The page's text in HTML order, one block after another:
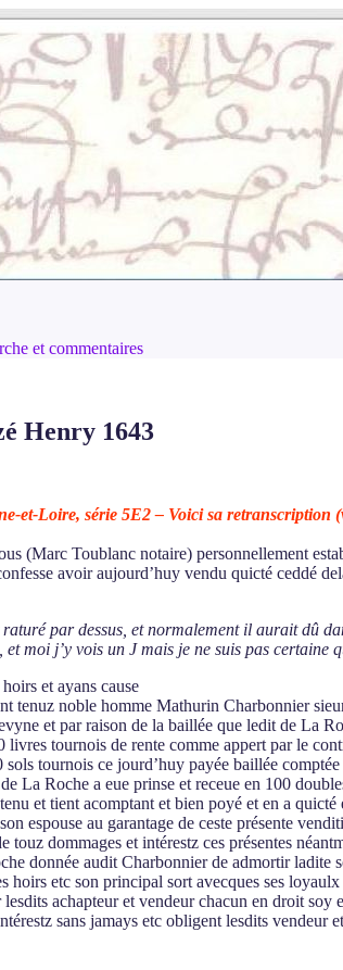
et commentaires
Henry 1643
et-Loire, série 5E2 – Voici sa
(Marc Toublanc notaire) personnellement
avoir aujourd’huy vendu quicté ceddé
par dessus, et normalement il aurait dû
moi j’y vois un J mais je ne suis pas certaine
et ayans cause
noble homme Mathurin Charbonnier
et par raison de la baillée que ledit de La
livres tournois de rente comme appert par le
tournois ce jourd’huy payée baillée
Roche a eue prinse et receue en 100
et tient acomptant et bien poyé et en a
au garantage de ceste présente
dommages et intérestz ces présentes
donnée audit Charbonnier de admortir ladite
hoirs etc son principal sort avecques ses
achapteur et vendeur chacun en droit
sans jamays etc obligent lesdits